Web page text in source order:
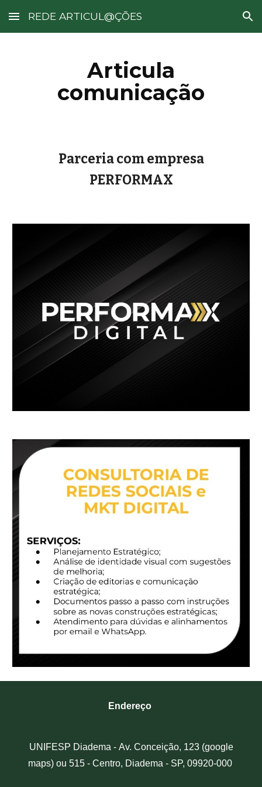
Skip to main content Skip to navigation
REDE ARTICUL@ÇÕES
Articula
comunicação
Parceria com empresa
PERFORMAX
Endereço
UNIFESP Diadema - Av. Conceição, 123 (google
maps) ou 515 - Centro, Diadema - SP, 09920-000